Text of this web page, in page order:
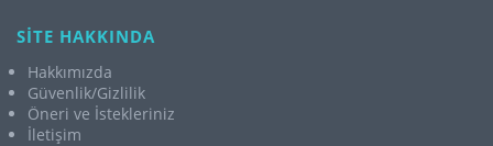
SİTE HAKKINDA
Hakkımızda
Güvenlik/Gizlilik
Öneri ve İstekleriniz
İletişim